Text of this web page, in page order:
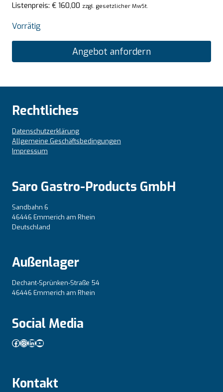
Listenpreis: € 160,00 zzgl. gesetzlicher MwSt.
Vorrätig
Angebot anfordern
Rechtliches
Datenschutzerklärung
Allgemeine Geschäftsbedingungen
Impressum
Saro Gastro-Products GmbH
Sandbahn 6
46446 Emmerich am Rhein
Deutschland
Außenlager
Dechant-Sprünken-Straße 54
46446 Emmerich am Rhein
Social Media
Facebook
Instagram
LinkedIn
YouTube
Kontakt